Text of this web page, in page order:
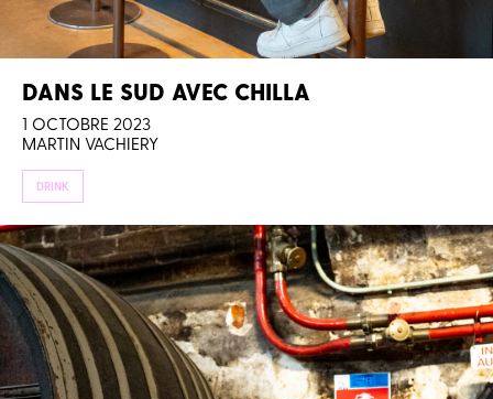
DANS LE SUD AVEC CHILLA
1 OCTOBRE 2023
MARTIN VACHIERY
DRINK